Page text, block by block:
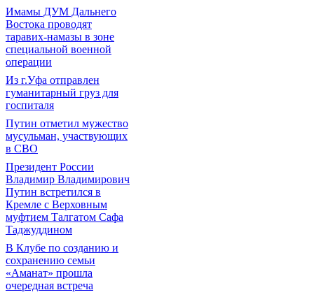
Имамы ДУМ Дальнего
Востока проводят
таравих-намазы в зоне
специальной военной
операции
Из г.Уфа отправлен
гуманитарный груз для
госпиталя
Путин отметил мужество
мусульман, участвующих
в СВО
Президент России
Владимир Владимирович
Путин встретился в
Кремле с Верховным
муфтием Талгатом Сафа
Таджуддином
В Клубе по созданию и
сохранению семьи
«Аманат» прошла
очередная встреча